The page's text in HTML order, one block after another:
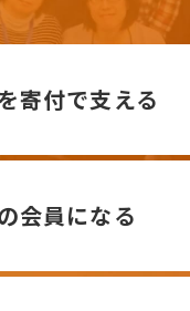
寄付で支える
会員になる